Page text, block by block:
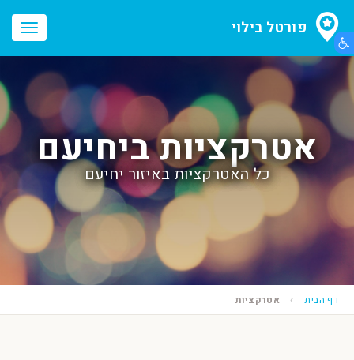
פורטל בילוי
אטרקציות ביחיעם
כל האטרקציות באיזור יחיעם
דף הבית אטרקציות
הצג תפריט נגישות